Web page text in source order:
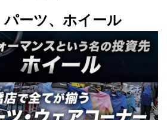
パーツ、ホイール